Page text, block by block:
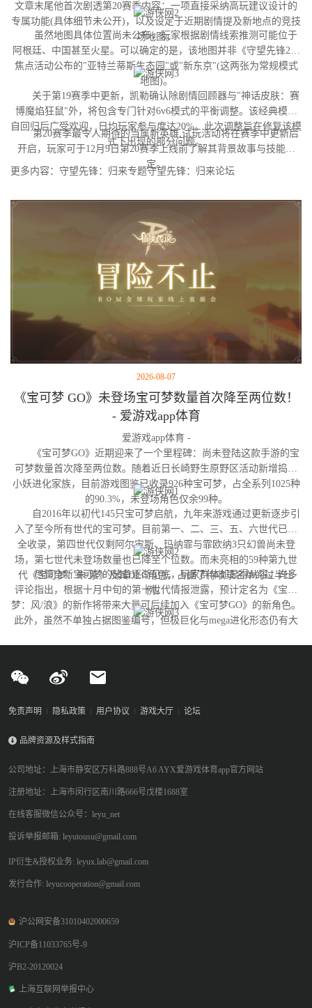
文章末尾他首次剧透第20赛季内容：一项直接采纳高玩建议设计的
专属功能(具体细节未公开)，以及设定于近期剧情提及新地点的竞技
场地图。
虽然地图具体位置尚未公布，玩家根据剧情线索推测可能位于
阿根廷、中国甚至火星。可以确定的是，该地图并非《守望先锋2》
焦点活动公布的"亚特兰蒂斯生态园"或"新东京"(这两张为常规模式
地图)。
关于第19赛季中更新，凯勒确认除剧情回顾器与"神话皮肤：赛
博魔焰狂鼠"外，将包含专门针对6v6模式的平衡调整。该经典模式
自回归后广受欢迎，日均玩家参与度达20%。此次调整旨在修复该模
式下出现的部分问题。
第20赛季最令人期待的当属新英雄,试玩活动将在赛季中更新后
开启，玩家可于12月9日第20赛季上线前了解其背景故事与技能设
定。
更多内容：守望先锋：归来专题守望先锋：归来论坛
2026-08-07
《宝可梦 GO》未登场宝可梦数量首次降至两位数！
- 爱游戏app体育
爱游戏app体育 -
《宝可梦GO》近期迎来了一个里程碑：尚未登陆这款手游的宝
可梦数量首次降至两位数。随着近日长崎野生原野区活动新增捣蛋
小妖进化家族，目前游戏图鉴已收录926种宝可梦，占全系列1025种
的90.3%，未登场角色仅余99种。
自2016年以初代145只宝可梦启航，九年来游戏通过更新逐步引
入了至今所有世代的宝可梦。目前第一、二、三、五、六世代已完
全收录，第四世代仅剩阿尔宙斯、玛纳霏与霏欧纳3只幻兽尚未登
场，第七世代未登场数量也已降至个位数。而未亮相的59种第九世
代《宝可梦：朱/紫》及其DLC角色，占据了待收录名单的过半比
例。
尽管全新宝可梦的储备逐渐见底，玩家群体却显得从容。许多
评论指出，根据十月中旬的第十世代情报泄露，预计定名为《宝可
梦：风/浪》的新作将带来大量可后续加入《宝可梦GO》的新角色。
此外，虽然不单独占据图鉴编号，但极巨化与mega进化形态仍有大
免责声明 隐私政策 用户协议 游戏大厅 论坛
品牌资源及样式指南
公司地址：上海市静安区万科路888号A6 AYX爱游戏体育app官方网站
注册地址：上海市闵行区南川路666号戊楼1688室
在线客服微信公众号：leyu_net
投诉举报邮箱: leyutousu@gmail.com
IP衍生&授权业务: leyux.lab@gmail.com
发行合作: leyucooperation@gmail.com
沪公网安备31010402000659
沪ICP备11033765号-9
沪B2-20120024
上海互联网举报中心